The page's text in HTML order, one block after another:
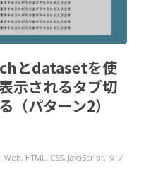
とdatasetを使
示されるタブ切
（パターン2）
Web, HTML, CSS, JavaScript, タブ